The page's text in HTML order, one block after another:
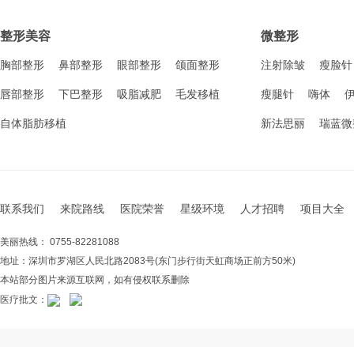
整形美容
胸部整形 鼻部整形 眼部整形 颌面整形
唇部整形 下巴整形 吸脂减肥 毛发移植
自体脂肪移植
微整形
注射除皱 瘦脸针
瘦腿针 嗨体
新法思丽 瑞蓝
联系我们 来院路线 医院荣誉 星级环境 人才招聘 项目大全
美丽热线： 0755-82281088
地址：深圳市罗湖区人民北路2083号(东门步行街天虹商场正前方50米)
本站部分图片来源互联网，如有侵权联系删除
医疗批文：